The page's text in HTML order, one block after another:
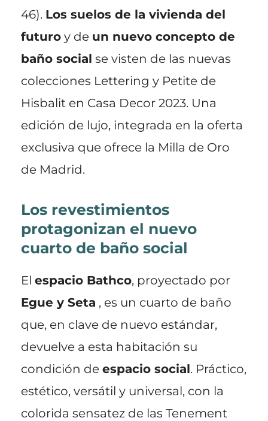
46). Los suelos de la vivienda del
futuroy de un nuevo concepto de
baño social se visten de las nuevas
colecciones Lettering y Petite de
Hisbalit en Casa Decor 2023. Una
edición de lujo, integrada en la oferta
exclusiva que ofrece la Milla de Oro
de Madrid.
Los revestimientos
protagonizan el nuevo
cuarto de baño social
El espacio Bathco, proyectado por
Egue y Seta , es un cuarto de baño
que, en clave de nuevo estándar,
devuelve a esta habitación su
condición de espacio social. Práctico,
estético, versátil y universal, con la
colorida sensatez de las Tenement